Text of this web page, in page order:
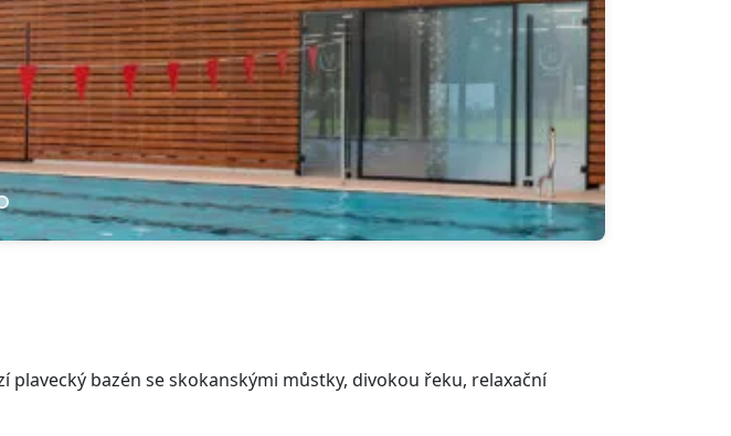
bazén se skokanskými můstky, divokou řeku, relaxační